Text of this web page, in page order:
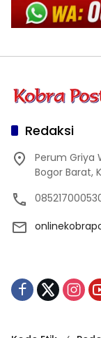
Redaksi
Perum Griya
Bogor Barat,